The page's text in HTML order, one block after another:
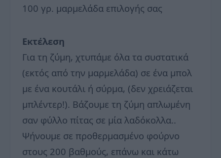
100 γρ. μαρμελάδα επιλογής σας
Εκτέλεση
Για τη ζύμη, χτυπάμε όλα τα συστατικά
(εκτός από την μαρμελάδα) σε ένα μπολ
με ένα κουτάλι ή σύρμα, (δεν χρειάζεται
μπλέντερ!). Βάζουμε τη ζύμη απλωμένη
σαν φύλλο πίτας σε μία λαδόκολλα..
Ψήνουμε σε προθερμασμένο φούρνο
στους 200 βαθμούς, επάνω και κάτω